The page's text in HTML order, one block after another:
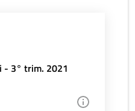
- 3° trim. 2021